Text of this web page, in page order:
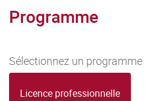
Programme
Sélectionnez un programme
Licence professionnelle